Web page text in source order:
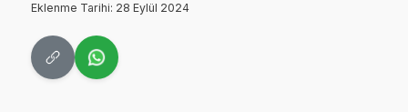
Eklenme Tarihi: 28 Eylül 2024